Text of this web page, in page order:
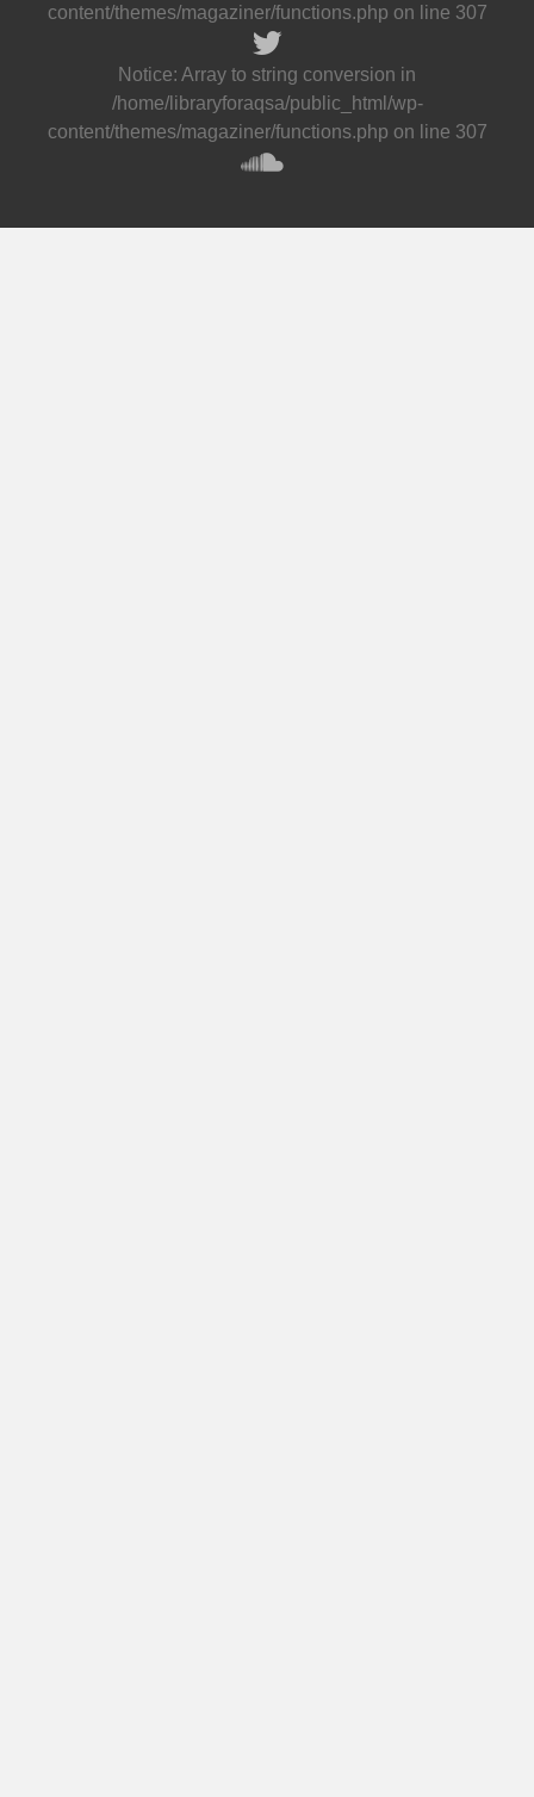
content/themes/magaziner/functions.php on line 307
Notice: Array to string conversion in
/home/libraryforaqsa/public_html/wp-
content/themes/magaziner/functions.php on line 307